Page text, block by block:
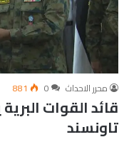
محرر الاحداث 0
881
قائد القوات
تاونسند